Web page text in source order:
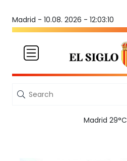
Madrid - 10.08. 2026 - 12:03:10
Madrid 29°C